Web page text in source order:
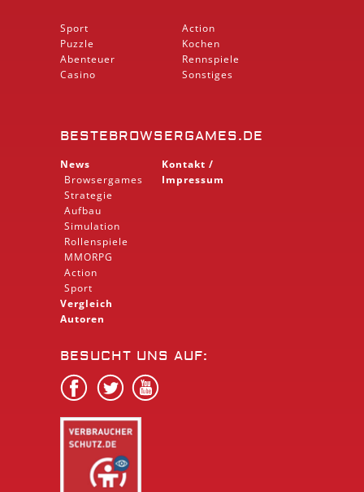
Sport
Puzzle
Abenteuer
Casino
Action
Kochen
Rennspiele
Sonstiges
BESTEBROWSERGAMES.DE
News
Browsergames
Strategie
Aufbau
Simulation
Rollenspiele
MMORPG
Action
Sport
Vergleich
Autoren
Kontakt /
Impressum
BESUCHT UNS AUF: